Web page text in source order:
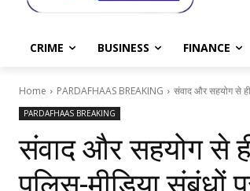
CRIME BUSINESS FINANCE
Home PARDAFHAAS BREAKING संवाद और सहयोग से
PARDAFHAAS BREAKING
संवाद और सहयोग से